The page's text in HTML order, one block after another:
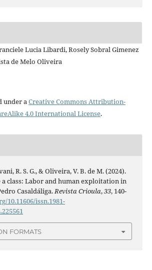
Lucia Libardi, Rosely Sobral Gimenez
de Melo Oliveira
under aCreative Commons Attribution-
4.0 International License.
R. S. G., & Oliveira, V. B. de M. (2024).
a class: Labor and human exploitation in
Casaldáliga.Revista Crioula,33, 140-
10.11606/issn.1981-
FORMATS